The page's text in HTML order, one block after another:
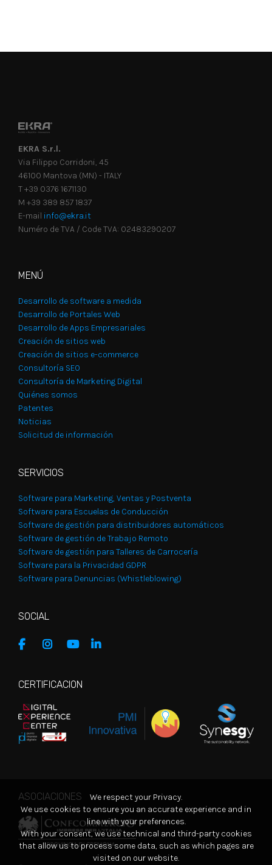
EKRA S.r.l.
Via Filippo Corridoni, 45
46100 Mantova (MN) - ITALY
T +39 0376 1671130
M +39 389 857 1837
E-mail info@ekra.it
Numéro de TVA / Code TVA: 02483290207
MENÚ
Desarrollo de software a medida
Desarrollo de Portales Web
Desarrollo de Apps Empresariales
Creación de sitios web
Creación de sitios e-commerce
Consultoría SEO
Consultoría de Marketing Digital
Quiénes somos
Patentes
Noticias
Solicitud de información
SERVICIOS
Software para Marketing, Ventas y Postventa
Software para Escuelas de Conducción
Software de gestión para distribuidores automáticos
Software de gestión de Trabajo Remoto
Software de gestión para Talleres de Carrocería
Software para la Privacidad GDPR
Software para Denuncias (Whistleblowing)
SOCIAL
CERTIFICACION
ASOCIACIONES
We respect your Privacy.
We use cookies to ensure you an accurate experience and in
line with your preferences.
With your consent, we use technical and third-party cookies
that allow us to process some data, such as which pages are
visited on our website.